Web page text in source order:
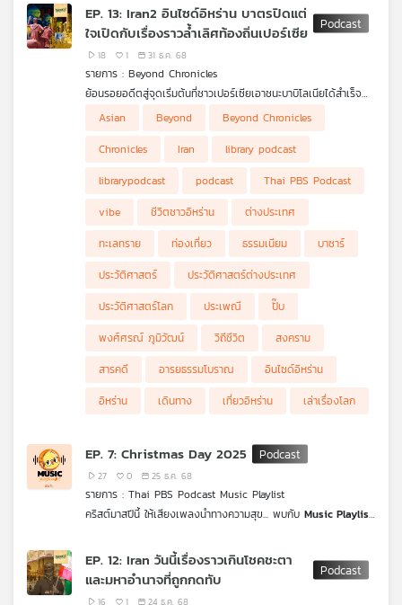
EP. 13: Iran2 อินไซด์อิหร่าน บาตรปิดแต่
ใจเปิดกับเรื่องราวล้ำเลิศท้องถิ่นเปอร์เซีย
18 1 31 ธ.ค. 68
รายการ : Beyond Chronicles
ย้อนรอยอดีตสู่จุดเริ่มต้นที่ชาวเปอร์เซียเอาชนะบาบิโลเนียได้สำเร็จ
ของศาสนาที่เก่าแก่ที่สุดในโลกอย่างโซโรอัสเตอร์ ซึ่งพัฒนามาเป็น
ชาวอิหร่านในปัจจุบัน เราจะพาคุณไปสำรวจนวัตกรรมอันชาญฉลาดใน
ทะเลทราย ทั้งตู้เย็นโบราณ
Yakhchalหอดักลม และทางน้ำใต้เมือง
พร้อมไขความลับของน้ำกุหลาบและลวดลายบนพรมเปอร์เซียในเมือ
งอิสฟาฮาน ที่ถูกขนานนามว่าเป็น "ครึ่งหนึ่งของโลก" ติดตามเรื่อง
ราวที่น่าสนใจเหล่านี้ได้ในรายการ
“Beyond Chronicle เล่าเรื่องโลก”
Asian Beyond
Beyond Chronicles
Chronicles
Iran
library podcast
librarypodcast
podcast
Thai PBS Podcast
vibe
ชีวิตชาวอิหร่าน
ต่างประเทศ
ทะเลทราย
ท่องเที่ยว ธรรมเนียม
บาซาร์
ประวัติศาสตร์
ประวัติศาสตร์ต่างประเทศ
ประวัติศาสตร์โลก
ประเพณี
ปั๊บ
พงศ์ศรณ์ ภูมิวัฒน์
วิถีชีวิต
สงคราม
สารคดี
อารยธรรมโบราณ
อินไซด์อิหร่าน
อิหร่าน
เดินทาง เที่ยวอิหร่าน เล่าเรื่องโลก
EP. 7: Christmas Day 2025
27 0 25 ธ.ค. 68
รายการ : Thai PBS Podcast Music Playlist
คริสต์มาสปีนี้ ให้เสียงเพลงนำทางความสุข... พบกับ Music Playlist
เรามีให้ครบ เข้าไปฟังกันได้เลย แล้วคุณจะหลงรักเทศกาลนี้มากกว่า
เดิม
EP. 12: Iran วันนี้เรื่องราวเกินโชคชะตา
และมหาอำนาจที่ถูกกดทับ
16 1 24 ธ.ค. 68